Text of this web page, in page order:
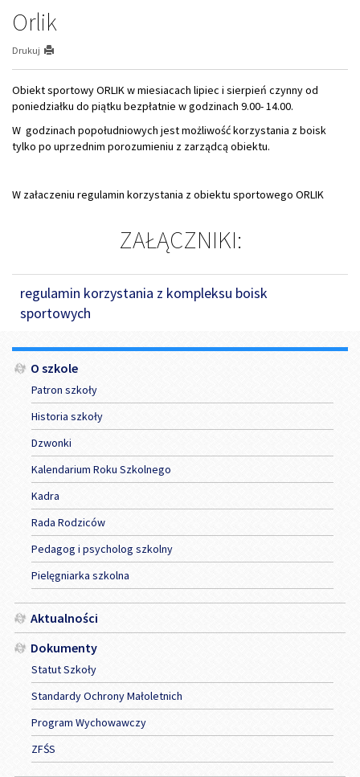
Orlik
Drukuj
Obiekt sportowy ORLIK w miesiacach lipiec i sierpień czynny od
poniedziałku do piątku bezpłatnie w godzinach 9.00- 14.00.
W godzinach popołudniowych jest możliwość korzystania z boisk
tylko po uprzednim porozumieniu z zarządcą obiektu.
W załaczeniu regulamin korzystania z obiektu sportowego ORLIK
ZAŁĄCZNIKI:
regulamin korzystania z kompleksu boisk
sportowych
Menu
O szkole
Patron szkoły
Historia szkoły
Dzwonki
Kalendarium Roku Szkolnego
Kadra
Rada Rodziców
Pedagog i psycholog szkolny
Pielęgniarka szkolna
Aktualności
Dokumenty
Statut Szkoły
Standardy Ochrony Małoletnich
Program Wychowawczy
ZFŚS